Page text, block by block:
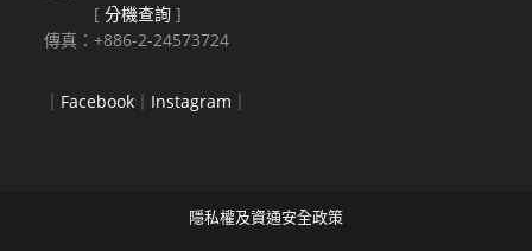
[分機查詢 ]
傳真：+886-2-24573724
｜ Facebook ｜ Instagram ｜
隱私權及資通安全政策